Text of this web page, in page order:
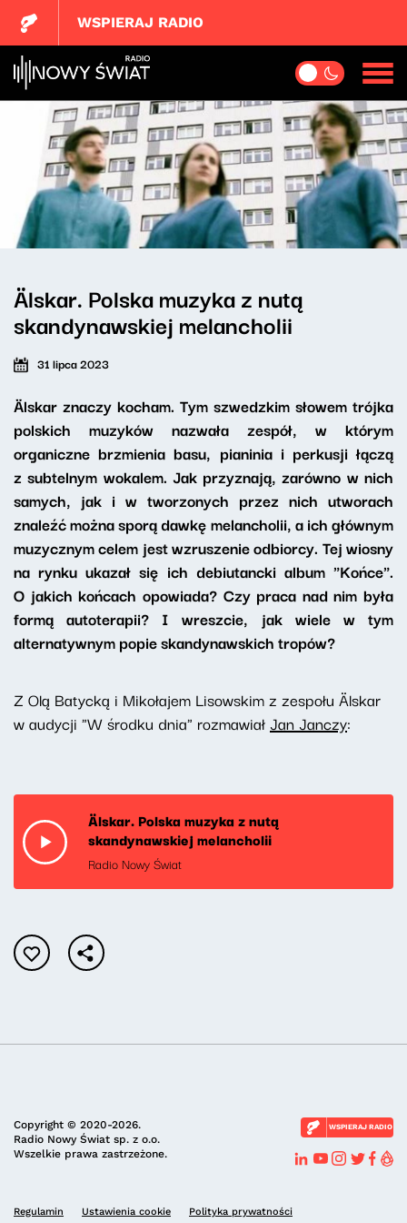
WSPIERAJ RADIO
Älskar. Polska muzyka z nutą
skandynawskiej melancholii
31 lipca 2023
Älskar znaczy kocham. Tym szwedzkim słowem trójka
polskich muzyków nazwała zespół, w którym
organiczne brzmienia basu, pianinia i perkusji łączą
z subtelnym wokalem. Jak przyznają, zarówno w nich
samych, jak i w tworzonych przez nich utworach
znaleźć można sporą dawkę melancholii, a ich głównym
muzycznym celem jest wzruszenie odbiorcy. Tej wiosny
na rynku ukazał się ich debiutancki album "Końce".
O jakich końcach opowiada? Czy praca nad nim była
formą autoterapii? I wreszcie, jak wiele w tym
alternatywnym popie skandynawskich tropów?
Z Olą Batycką i Mikołajem Lisowskim z zespołu Älskar
w audycji "W środku dnia" rozmawiał Jan Janczy:
Älskar. Polska muzyka z nutą
skandynawskiej melancholii
Radio Nowy Świat
Copyright © 2020-2026.
Radio Nowy Świat sp. z o.o.
Wszelkie prawa zastrzeżone.
WSPIERAJ RADIO
Regulamin Ustawienia cookie Polityka prywatności